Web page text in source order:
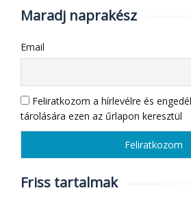
Maradj naprakész
Email
Feliratkozom a hírlevélre és
tárolására ezen az űrlapon keresztül
Friss tartalmak